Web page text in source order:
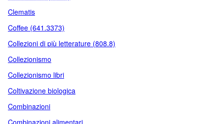
Clematis
Coffee (641.3373)
Collezioni di più letterature (808.8)
Collezionismo
Collezionismo libri
Coltivazione biologica
Combinazioni